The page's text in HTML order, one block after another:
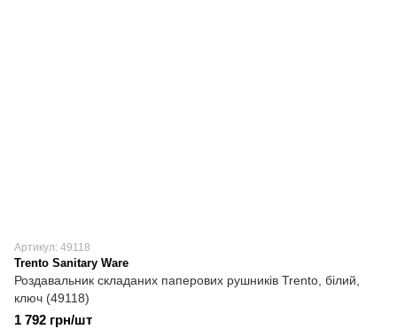
Артикул: 49118
Trento Sanitary Ware
Роздавальник складаних паперових рушників Trento, білий,
ключ (49118)
1 792 грн/шт